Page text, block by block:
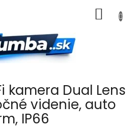
KOŠÍK
kamera Dual Lens
videnie, auto
IP66